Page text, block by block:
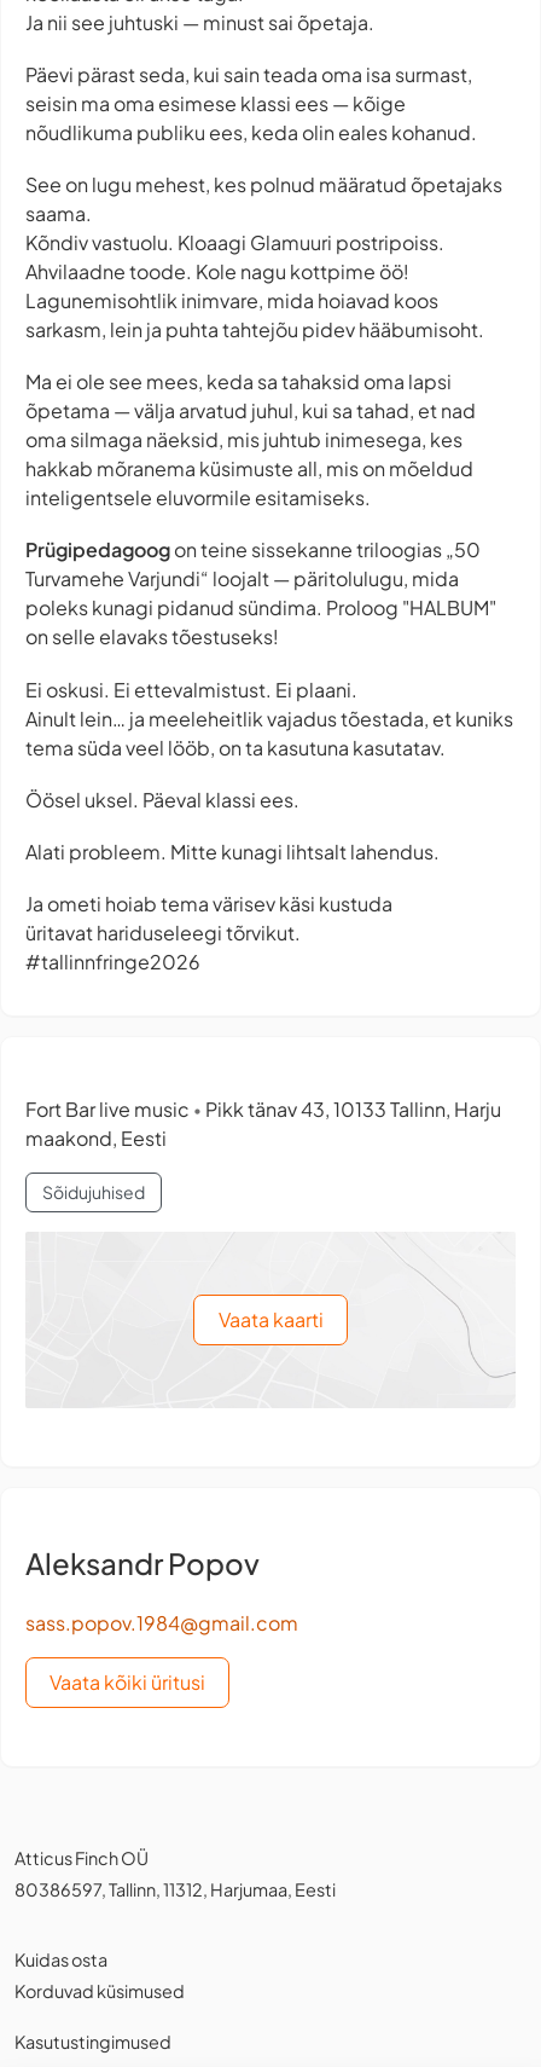
Ja nii see juhtuski — minust sai õpetaja.
Päevi pärast seda, kui sain teada oma isa surmast,
seisin ma oma esimese klassi ees — kõige
nõudlikuma publiku ees, keda olin eales kohanud.
See on lugu mehest, kes polnud määratud õpetajaks
saama.
Kõndiv vastuolu. Kloaagi Glamuuri postripoiss.
Ahvilaadne toode. Kole nagu kottpime öö!
Lagunemisohtlik inimvare, mida hoiavad koos
sarkasm, lein ja puhta tahtejõu pidev hääbumisoht.
Ma ei ole see mees, keda sa tahaksid oma lapsi
õpetama — välja arvatud juhul, kui sa tahad, et nad
oma silmaga näeksid, mis juhtub inimesega, kes
hakkab mõranema küsimuste all, mis on mõeldud
inteligentsele eluvormile esitamiseks.
Prügipedagoogon teine sissekanne triloogias „50
Turvamehe Varjundi“ loojalt — päritolulugu, mida
poleks kunagi pidanud sündima. Proloog "HALBUM"
on selle elavaks tõestuseks!
Ei oskusi. Ei ettevalmistust. Ei plaani.
Ainult lein… ja meeleheitlik vajadus tõestada, et kuniks
tema süda veel lööb, on ta kasutuna kasutatav.
Öösel uksel. Päeval klassi ees.
Alati probleem. Mitte kunagi lihtsalt lahendus.
Ja ometi hoiab tema värisev käsi kustuda
üritavat hariduseleegi tõrvikut.
#tallinnfringe2026
Fort Bar live music • Pikk tänav 43, 10133 Tallinn, Harju
maakond, Eesti
Sõidujuhised
Vaata kaarti
Aleksandr Popov
sass.popov.1984@gmail.com
Vaata kõiki üritusi
Atticus Finch OÜ
80386597, Tallinn, 11312, Harjumaa, Eesti
Kuidas osta
Korduvad küsimused
Kasutustingimused